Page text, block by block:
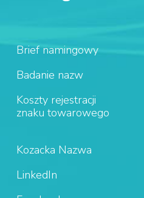
Brief namingowy
Badanie nazw
Koszty rejestracji
znaku towarowego
Kozacka Nazwa
LinkedIn